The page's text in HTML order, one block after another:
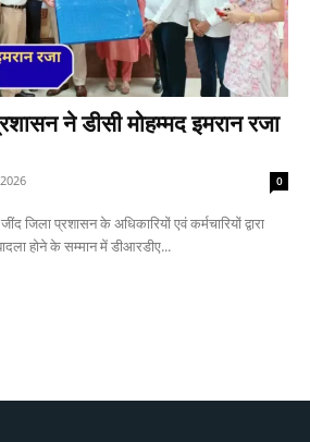
ने डीसी मोहम्मद इमरान रजा
0
जिला प्रशासन के अधिकारियों एवं कर्मचारियों द्वारा
होने के सम्मान में डीआरडीए...